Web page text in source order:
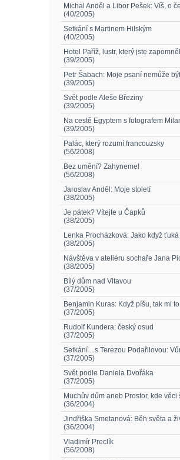
Michal Anděl a Libor Pešek: Víš, o
(40/2005)
Setkání s Martinem Hilským
(40/2005)
Hotel Paříž, lustr, který jste
(39/2005)
Petr Šabach: Moje psaní nemůže
(39/2005)
Svět podle Aleše Březiny
(39/2005)
Na cestě Egyptem s fotografem
(39/2005)
Palác, který rozumí francouzsky
(56/2008)
Bez umění? Zahyneme!
(56/2008)
Jaroslav Anděl: Moje století
(38/2005)
Je pátek? Vítejte u Čapků
(38/2005)
Lenka Procházková: Jako když
(38/2005)
Návštěva v ateliéru sochaře Jana
(38/2005)
Bílý dům nad Vltavou
(37/2005)
Benjamin Kuras: Když píšu, tak mi
(37/2005)
Rudolf Kundera: český osud
(37/2005)
Setkání ...s Terezou Podařilovou:
(37/2005)
Svět podle Daniela Dvořáka
(37/2005)
Muchův dům aneb Prostor, kde
(36/2004)
Jindřiška Smetanová: Běh světa a
(36/2004)
Vladimír Preclík
(56/2008)